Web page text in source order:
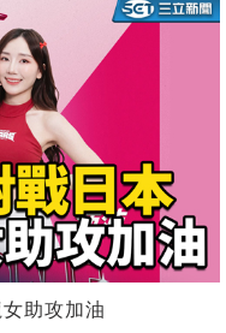
助攻加油